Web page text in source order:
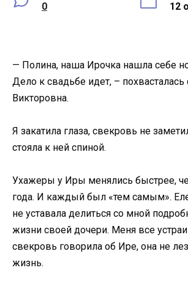
0 12
— Полина, наша Ирочка нашла себе
Дело к свадьбе идет, –
Викторовна.
Я закатила глаза, свекровь не
стояла к ней спиной.
Ухажеры у Иры менялись быстрее,
года. И каждый был «тем самым».
не уставала делиться со мной
жизни своей дочери. Меня все
свекровь говорила об Ире, она не
жизнь.